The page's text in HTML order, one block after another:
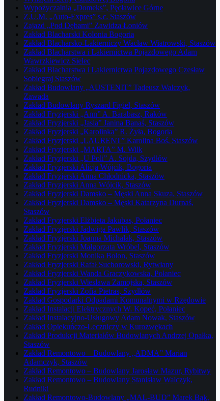
Wypożyczalnia „Domeks”, Pęcławice Górne
Z.U.M. „Auto-Expres” s.c. Staszów
Zajazd „Pod Dębami” Zawidza Łoniów
Zakład Blacharski Kolonia Bogoria
Zakład Blacharsko-Lakierniczy Wacław Wiatrowski, Staszów
Zakład Blacharstwa i Lakiernictwa Pojazdowego Adam
Wawrzkiewicz Sielec
Zakład Blacharstwa i Lakiernictwa Pojazdowego Czesław
Sobiegraj Staszów
Zakład Budowlany „AUSTENIT” Tadeusz Walczyk,
Zawada
Zakład Budowlany Ryszard Figiel, Staszów
Zakład Fryzjerski „Ann” A. Barabasz, Raków
Zakład Fryzjerski „Jasia” Janina Banaś, Staszów
Zakład Fryzjerski „Karolinka” R. Żyła, Bogoria
Zakład Fryzjerski „LAURENT” Karolina Boś, Staszów
Zakład Fryzjerski „MARTA” M. Wilk
Zakład Fryzjerski „U Poli” A. Sojda, Szydłów
Zakład Fryzjerski Alicja Wójcik, Bogoria
Zakład Fryzjerski Anna Chłodnicka, Staszów
Zakład Fryzjerski Anna Wójcik, Staszów
Zakład Fryzjerski Damsko – Męski Anna Skuza, Staszów
Zakład Fryzjerski Damsko – Męski Katarzyna Durnaś,
Staszów
Zakład Fryzjerski Elżbieta Jakubas, Połaniec
Zakład Fryzjerski Jadwiga Pawlik, Staszów
Zakład Fryzjerski Joanna Michalak, Staszów
Zakład Fryzjerski Małgorzata Wróbel, Staszów
Zakład Fryzjerski Monika Bolon, Staszów
Zakład Fryzjerski Rafał Suchorowski, Rytwiany
Zakład Fryzjerski Wanda Graczykowska, Połaniec
Zakład Fryzjerski Wiesława Zamojska, Staszów
Zakład Fryzjerski Zofia Pietras, Szydłów
Zakład Gospodarki Odpadami Komunalnymi w Rzędowie
Zakład Instalacji Elektrycznych W. Kopeć, Połaniec
Zakład Instalacyjno-Usługowy Adam Nowak, Staszów
Zakład Opiekuńczo-Leczniczy w Kurozwękach
Zakład Produkcji Materiałów Budowlanych Andrzej Opałka,
Staszów
Zakład Remontowo – Budowlany „ADMA” Marian
Adamczyk, Staszów
Zakład Remontowo – Budowlany Jarosław Mazur, Rybitwy
Zakład Remontowo – Budowlany Stanisław Walczyk,
Rudniki
Zakład Remontowo-Budowlany „MAL-BUD” Marek Bąk,